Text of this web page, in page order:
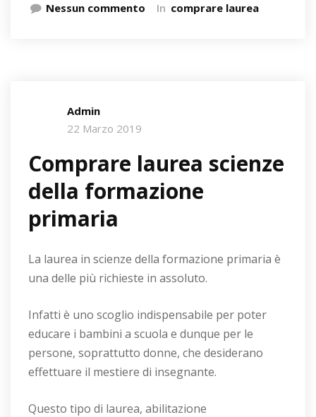
Nessun commento In comprare laurea
Admin
22 Marzo 2019
Comprare laurea scienze
della formazione
primaria
La laurea in scienze della formazione primaria è
una delle più richieste in assoluto.
Infatti è uno scoglio indispensabile per poter
educare i bambini a scuola e dunque per le
persone, soprattutto donne, che desiderano
effettuare il mestiere di insegnante.
Questo tipo di laurea, abilitazione